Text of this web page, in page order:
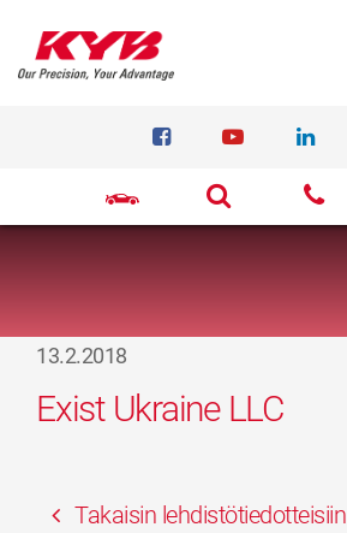
13.2.2018
Exist Ukraine LLC
Takaisin lehdistötiedotteisiin